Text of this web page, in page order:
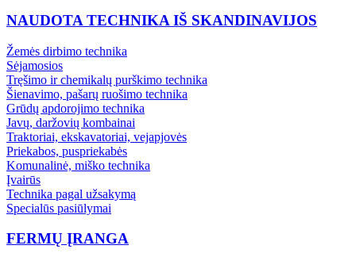
NAUDOTA TECHNIKA IŠ SKANDINAVIJOS
Žemės dirbimo technika
Sėjamosios
Tręšimo ir chemikalų purškimo technika
Šienavimo, pašarų ruošimo technika
Grūdų apdorojimo technika
Javų, daržovių kombainai
Traktoriai, ekskavatoriai, vejapjovės
Priekabos, puspriekabės
Komunalinė, miško technika
Įvairūs
Technika pagal užsakymą
Specialūs pasiūlymai
FERMŲ ĮRANGA